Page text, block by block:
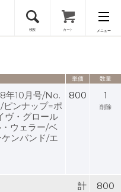
検索 カート メニュー
単価 数量
年10月号/No.
ピンナップ=ポ
ヴ・グロール
ウェラー/ベ
ンバンド/エ
800 1
削除
計 800